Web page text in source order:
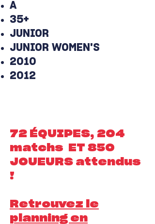
A
35+
JUNIOR
JUNIOR WOMEN'S
2010
2012
72 ÉQUIPES, 204
matchs ET 850
JOUEURS attendus
!
Retrouvez le
planning en